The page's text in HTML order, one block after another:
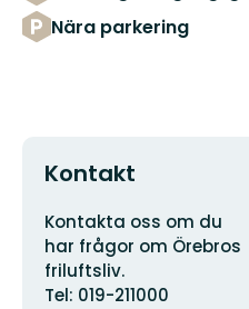
Nära parkering
Kontakt
Adress
Kontakta oss om du
har frågor om Örebros
friluftsliv.
Tel: 019-211000